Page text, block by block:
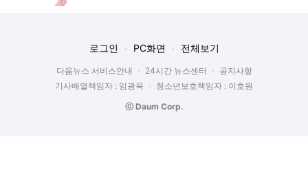
로그인 PC화면 전체보기
다음뉴스 서비스안내 24시간 뉴스센터
공지사항
기사배열책임자 : 임광욱
청소년보호책임자 : 이호원
ⓒ Daum Corp.